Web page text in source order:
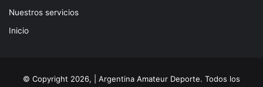
Nuestros servicios
Inicio
© Copyright 2026, | Argentina Amateur Deporte. Todos los